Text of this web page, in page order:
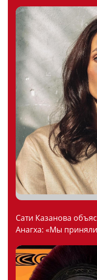
Сати Казанова
Анагха: «Мы